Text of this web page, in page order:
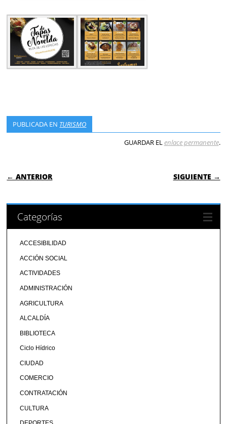
PUBLICADA EN TURISMO
GUARDAR ELenlace permanente.
NAVEGACIÓN DE ENTRADAS
← ANTERIOR SIGUIENTE →
Categorías
ACCESIBILIDAD
ACCIÓN SOCIAL
ACTIVIDADES
ADMINISTRACIÓN
AGRICULTURA
ALCALDÍA
BIBLIOTECA
Ciclo Hídrico
CIUDAD
COMERCIO
CONTRATACIÓN
CULTURA